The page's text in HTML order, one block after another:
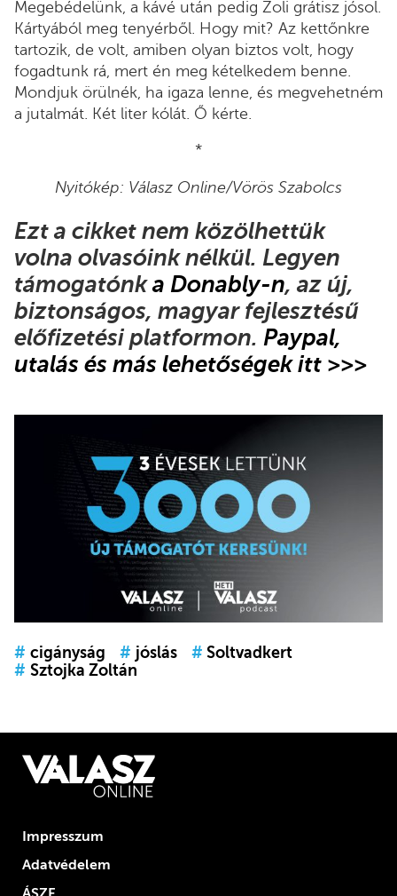
Megebédelünk, a kávé után pedig Zoli grátisz jósol.
Kártyából meg tenyérből. Hogy mit? Az kettőnkre
tartozik, de volt, amiben olyan biztos volt, hogy
fogadtunk rá, mert én meg kételkedem benne.
Mondjuk örülnék, ha igaza lenne, és megvehetném
a jutalmát. Két liter kólát. Ő kérte.
*
Nyitókép: Válasz Online/Vörös Szabolcs
Ezt a cikket nem közölhettük
volna olvasóink nélkül. Legyen
támogatónka Donably-n, az új,
biztonságos, magyar fejlesztésű
előfizetési platformon. Paypal,
utalás és más lehetőségek itt >>>
# cigányság # jóslás # Soltvadkert
# Sztojka Zoltán
Impresszum
Adatvédelem